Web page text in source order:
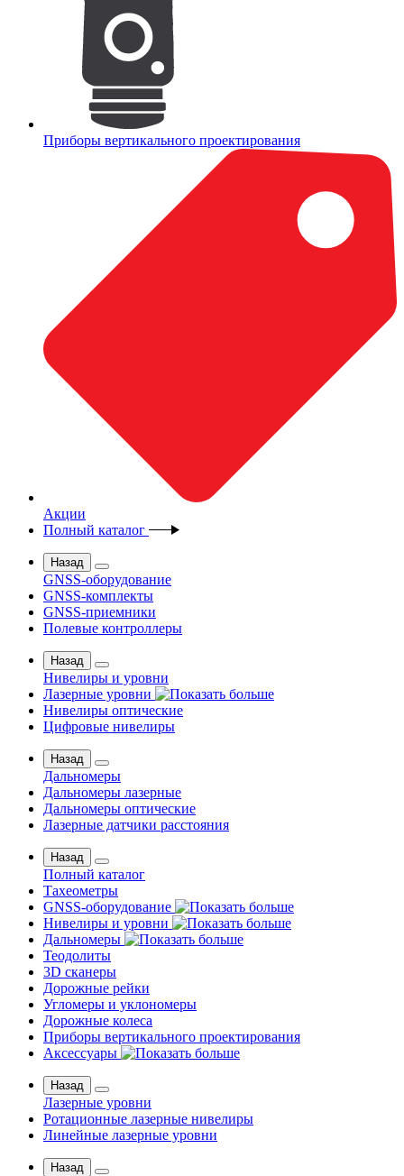
Приборы вертикального проектирования
Акции
Полный каталог
Назад
GNSS-оборудование
GNSS-комплекты
GNSS-приемники
Полевые контроллеры
Назад
Нивелиры и уровни
Лазерные уровни
Нивелиры оптические
Цифровые нивелиры
Назад
Дальномеры
Дальномеры лазерные
Дальномеры оптические
Лазерные датчики расстояния
Назад
Полный каталог
Тахеометры
GNSS-оборудование
Нивелиры и уровни
Дальномеры
Теодолиты
3D сканеры
Дорожные рейки
Угломеры и уклономеры
Дорожные колеса
Приборы вертикального проектирования
Аксессуары
Назад
Лазерные уровни
Ротационные лазерные нивелиры
Линейные лазерные уровни
Назад